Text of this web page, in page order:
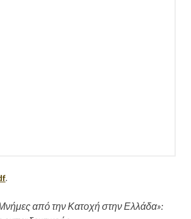
.
από την Κατοχή στην Ελλάδα»: